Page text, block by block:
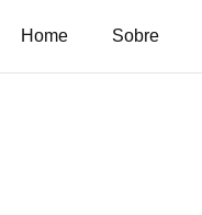
Home Sobre